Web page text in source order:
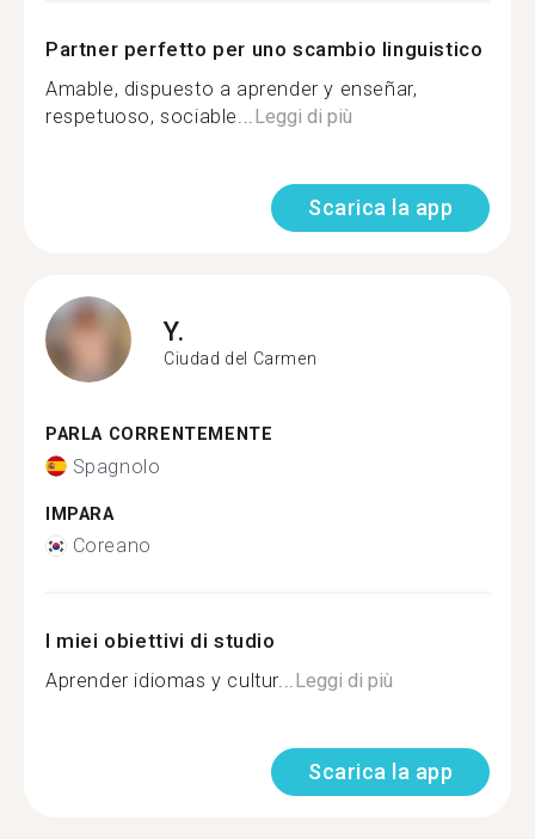
Partner perfetto per uno scambio linguistico
Amable, dispuesto a aprender y enseñar,
respetuoso, sociable...Leggi di più
Scarica la app
Y.
Ciudad del Carmen
PARLA CORRENTEMENTE
Spagnolo
IMPARA
Coreano
I miei obiettivi di studio
Aprender idiomas y cultur...Leggi di più
Scarica la app